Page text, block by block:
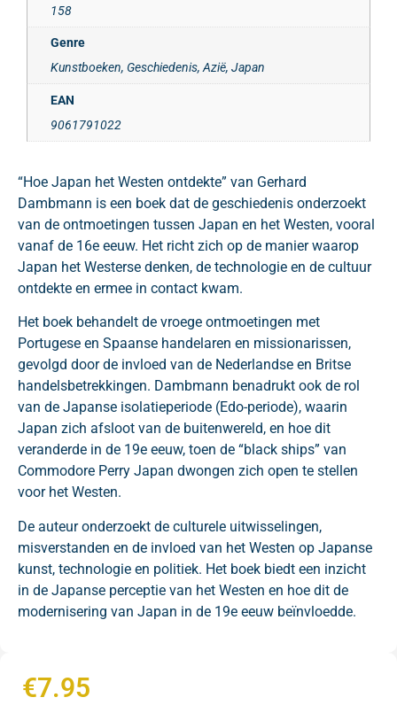
158
Genre
Kunstboeken, Geschiedenis, Azië, Japan
EAN
9061791022
“Hoe Japan het Westen ontdekte” van Gerhard
Dambmann is een boek dat de geschiedenis onderzoekt
van de ontmoetingen tussen Japan en het Westen, vooral
vanaf de 16e eeuw. Het richt zich op de manier waarop
Japan het Westerse denken, de technologie en de cultuur
ontdekte en ermee in contact kwam.
Het boek behandelt de vroege ontmoetingen met
Portugese en Spaanse handelaren en missionarissen,
gevolgd door de invloed van de Nederlandse en Britse
handelsbetrekkingen. Dambmann benadrukt ook de rol
van de Japanse isolatieperiode (Edo-periode), waarin
Japan zich afsloot van de buitenwereld, en hoe dit
veranderde in de 19e eeuw, toen de “black ships” van
Commodore Perry Japan dwongen zich open te stellen
voor het Westen.
De auteur onderzoekt de culturele uitwisselingen,
misverstanden en de invloed van het Westen op Japanse
kunst, technologie en politiek. Het boek biedt een inzicht
in de Japanse perceptie van het Westen en hoe dit de
modernisering van Japan in de 19e eeuw beïnvloedde.
€7.95